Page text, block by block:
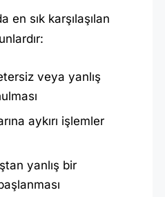
en sık karşılaşılan
veya yanlış
aykırı işlemler
yanlış bir